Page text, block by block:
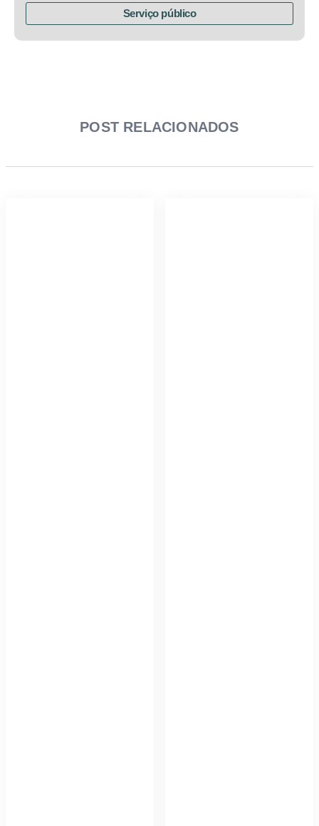
Serviço público
POST RELACIONADOS